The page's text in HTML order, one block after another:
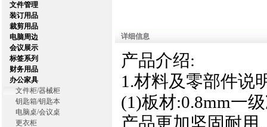
文件管理
装订用品
裁剪用品
电脑周边
会议展示
标签系列
财务用品
办公家具
文件柜/器械柜
钥匙箱/钥匙本
电脑桌/会议桌
更衣柜
详细信息
产品介绍:
1.材料及零部件说
(1)板材:0.8mm一
产品更加坚固耐用.